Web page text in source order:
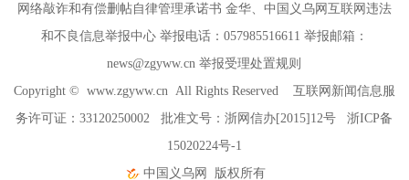
网络敲诈和有偿删帖自律管理承诺书 金华、 中国义乌网互联网违法
和不良信息举报中心举报电话：057985516611 举报邮箱：
news@zgyww.cn举报受理处置规则
Copyright © www.zgyww.cn All Rights Reserved 互联网新闻信息服
务许可证：33120250002 批准文号：浙网信办[2015]12号浙ICP备
15020224号-1
中国义乌网
版权所有